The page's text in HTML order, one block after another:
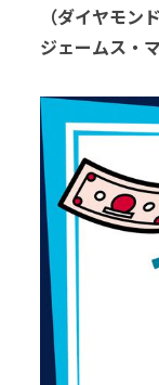
（ダイヤモン
ジェームス・